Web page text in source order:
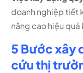
doanh nghiệp tiết
nâng cao hiệu quả
5 Bước xây
cứu thị